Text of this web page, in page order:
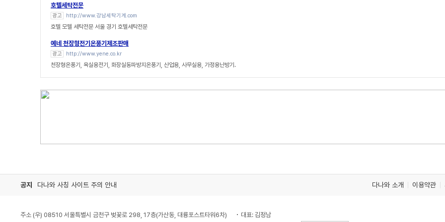
호텔세탁전문
광고 http://www.강남세탁기계.com
호텔 모텔 세탁전문 서울 경기 호텔세탁전문
예네 천장형전기온풍기제조판매
광고 http://www.yene.co.kr
천장형온풍기, 욕실용전기, 화장실동파방지온풍기, 산업용, 사무실용, 가정용난방기.
공지 다나와 사칭 사이트 주의 안내 다나와 소개 이용약관
주소 (우) 08510 서울특별시 금천구 벚꽃로 298, 17층(가산동, 대륭포스트타워6차) 대표: 김정남